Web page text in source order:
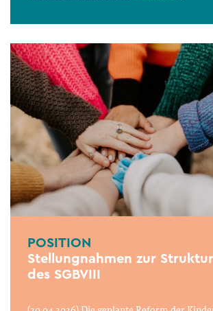
POSITION
Stellungnahmen zur
des SGBVIII